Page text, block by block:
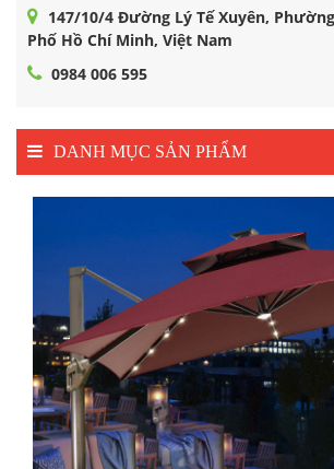
147/10/4 Đường Lý Tế Xuyên,
Phố Hồ Chí Minh, Việt Nam
0984 006 595
DANH MỤC SẢN PHẨM